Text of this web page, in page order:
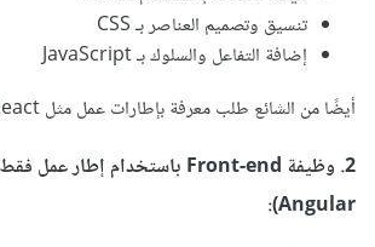
تنسيق وتصميم العناصر بـ CSS
إضافة التفاعل والسلوك بـ JavaScript
أيضًا من الشائع طلب معرفة بإطارات عمل مثل React أو Vue.
Angular):